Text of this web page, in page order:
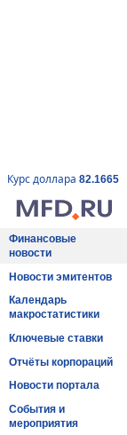
Курс доллара 82.1665
Финансовые
новости
Новости эмитентов
Календарь
макростатистики
Ключевые ставки
Отчёты корпораций
Новости портала
События и
мероприятия